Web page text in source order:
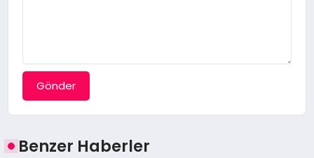
Gönder
Benzer Haberler